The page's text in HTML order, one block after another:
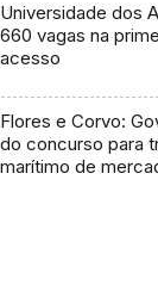
Universidade dos
660 vagas na
acesso
Flores e Corvo:
do concurso para
marítimo de